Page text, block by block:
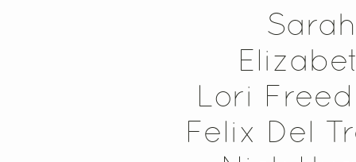
Lori
Felix Del